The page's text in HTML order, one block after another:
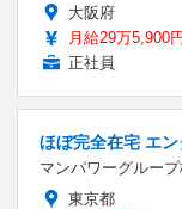
大阪府
月給29万5,900
正社員
ほぼ完全在宅 エ
マンパワーグルー
東京都